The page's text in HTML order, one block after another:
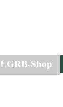
LGRB-Shop